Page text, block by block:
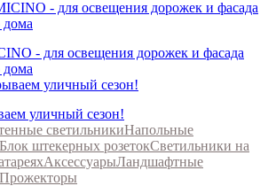
- для освещения дорожек и фасада
дома
уличный сезон!
светильникиНапольные
Блок штекерных розетокСветильники на
АксессуарыЛандшафтные
Прожекторы